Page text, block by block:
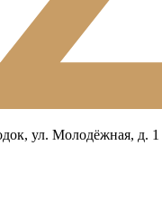
ул. Молодёжная, д. 1